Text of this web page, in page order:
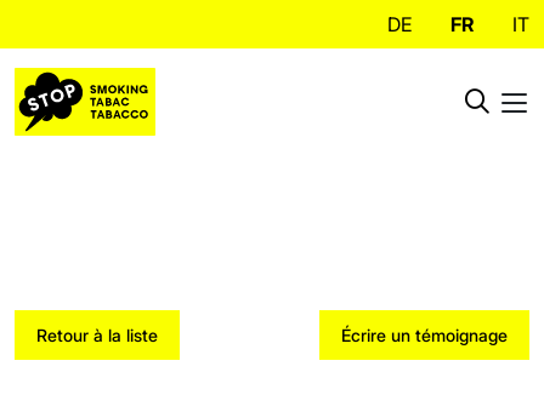
DE FR IT
Retour à la liste Écrire un témoignage